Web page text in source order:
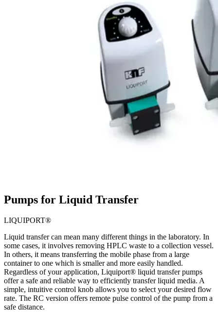
Pumps for Liquid Transfer
LIQUIPORT®
Liquid transfer can mean many different things in the laboratory. In
some cases, it involves removing HPLC waste to a collection vessel.
In others, it means transferring the mobile phase from a large
container to one which is smaller and more easily handled.
Regardless of your application, Liquiport® liquid transfer pumps
offer a safe and reliable way to efficiently transfer liquid media. A
simple, intuitive control knob allows you to select your desired flow
rate. The RC version offers remote pulse control of the pump from a
safe distance.